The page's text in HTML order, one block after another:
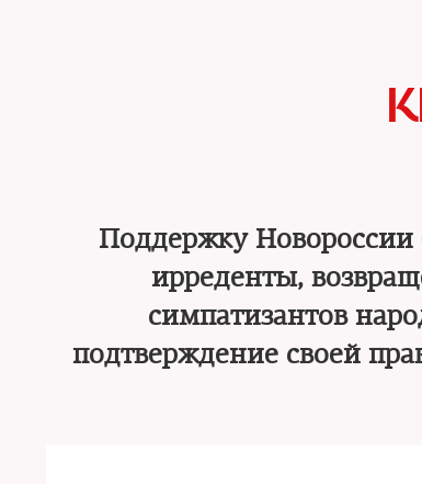
Поддержку Новороссии
ирреденты,
симпатизантов
подтверждение своей